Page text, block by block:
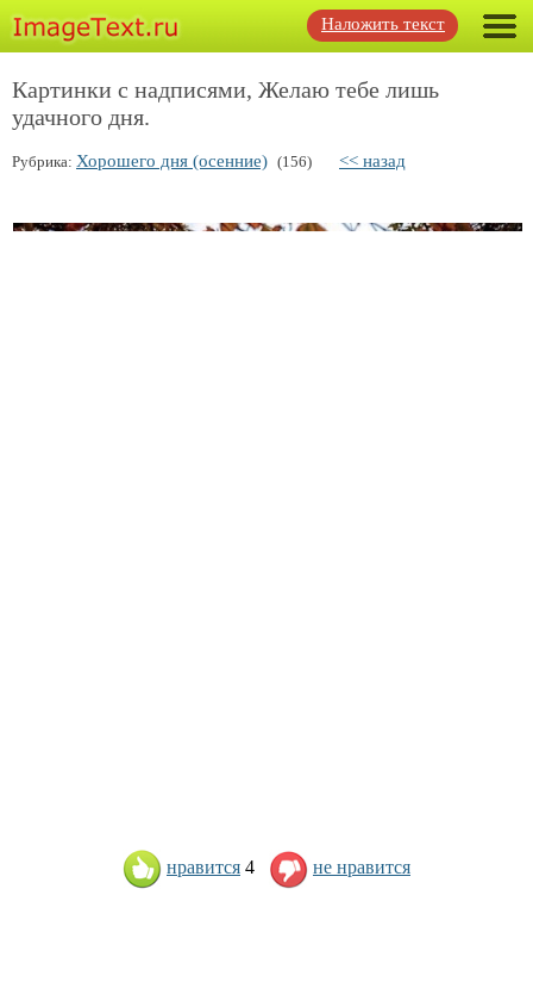
Наложить текст
Картинки с надписями, Желаю тебе лишь
удачного дня.
Рубрика: Хорошего дня (осенние) (156) << назад
нравится 4 не нравится